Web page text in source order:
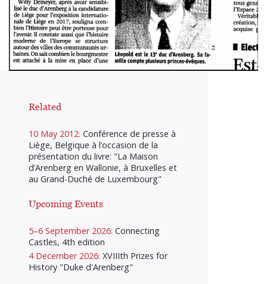
Related
10 May 2012: Conférence de presse à
Liège, Belgique à l’occasion de la
présentation du livre: "La Maison
d’Arenberg en Wallonie, à Bruxelles et
au Grand-Duché de Luxembourg"
Upcoming Events
5–6 September 2026: Connecting
Castles, 4th edition
4 December 2026: XVIIIth Prizes for
History "Duke d'Arenberg"